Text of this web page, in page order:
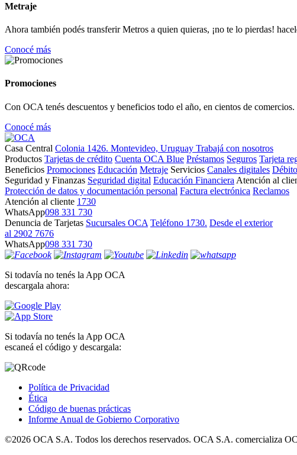
Metraje
Ahora también podés transferir Metros a quien quieras, ¡no te lo pierdas!
Conocé más
Promociones
Con OCA tenés descuentos y beneficios todo el año, en cientos de comercios.
Conocé más
Casa Central Colonia 1426. Montevideo, Uruguay Trabajá con nosotros
Productos Tarjetas de crédito Cuenta OCA Blue Préstamos Seguros Tarjeta
Beneficios Promociones Educación Metraje Servicios Canales digitales
Seguridad y Finanzas Seguridad digital Educación Financiera Atención al
Protección de datos y documentación personal Factura electrónica Reclamos
Atención al cliente 1730
WhatsApp098 331 730
Denuncia de Tarjetas Sucursales OCA Teléfono 1730. Desde el exterior
al 2902 7676
WhatsApp098 331 730
Si todavía no tenés la App OCA
descargala ahora:
Si todavía no tenés la App OCA
escaneá el código y descargala:
Política de Privacidad
Ética
Código de buenas prácticas
Informe Anual de Gobierno Corporativo
©2026 OCA S.A. Todos los derechos reservados. OCA S.A. comercializa